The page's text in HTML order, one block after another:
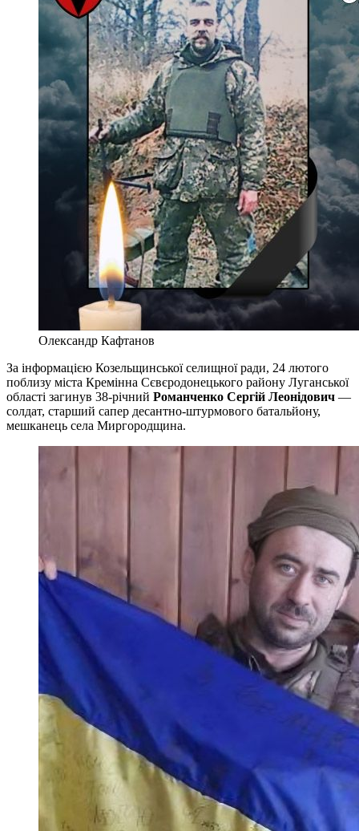
Олександр Кафтанов
За інформацією Козельщинської селищної ради, 24 лютого
поблизу міста Кремінна Сєвєродонецького району Луганської
області загинув 38-річний Романченко Сергій Леонідович —
солдат, старший сапер десантно-штурмового батальйону,
мешканець села Миргородщина.